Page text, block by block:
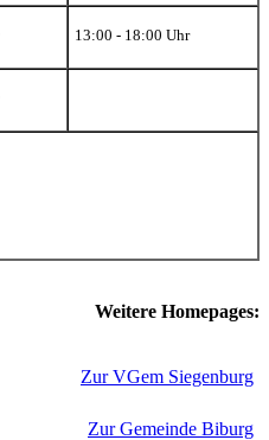
13:00 - 18:00 Uhr
Weitere Homepages:
Zur VGem Siegenburg
Zur Gemeinde Biburg